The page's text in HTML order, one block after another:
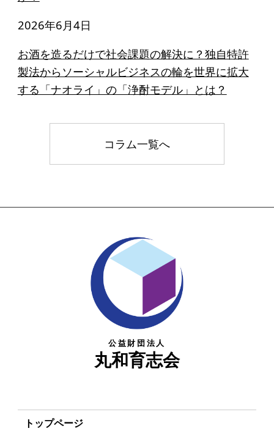
2026年6月4日
お酒を造るだけで社会課題の解決に？独自特許
製法からソーシャルビジネスの輪を世界に拡大
する「ナオライ」の「浄酎モデル」とは？
コラム一覧へ
公益財団法人
丸和育志会
トップページ